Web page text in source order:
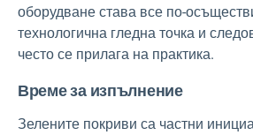
оборудване става все по-
технологична гледна точка и
често се прилага на практика.
Време за изпълнение
Зелените покриви са частни